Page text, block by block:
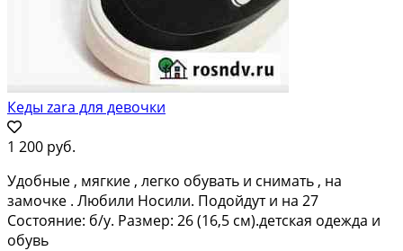
Кеды zara для девочки
1 200 руб.
Удобные , мягкие , легко обувать и снимать , на
замочке . Любили Носили. Подойдут и на 27
Состояние: б/у. Размер: 26 (16,5 см).детская одежда и
обувь